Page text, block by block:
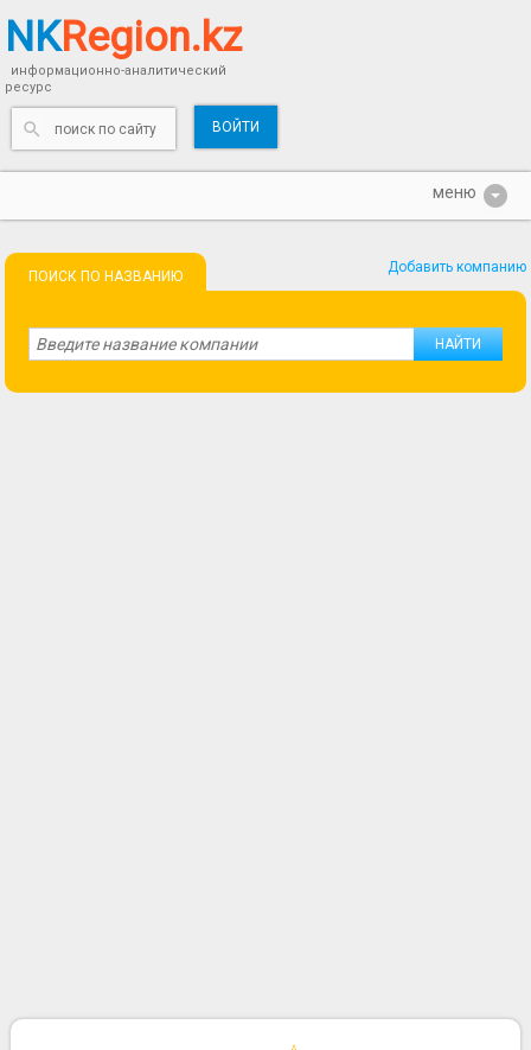
NKRegion.kz
информационно-аналитический
ресурс
ВОЙТИ
ПОИСК ПО НАЗВАНИЮ
Добавить компанию